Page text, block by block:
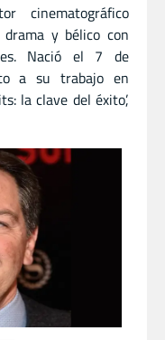
cinematográfico
drama y bélico con
Nació el 7 de
a su trabajo en
la clave del éxito’,